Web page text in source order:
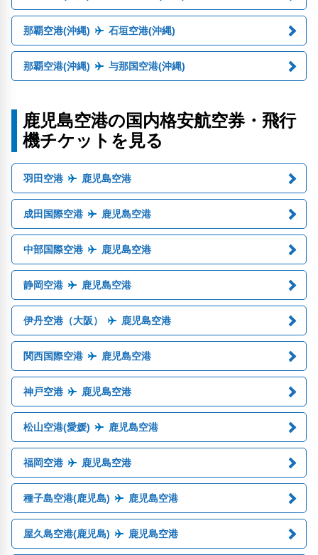
那覇空港(沖縄) 石垣空港(沖縄)
那覇空港(沖縄) 与那国空港(沖縄)
鹿児島空港の国内格安航空券・飛行
機チケットを見る
羽田空港 鹿児島空港
成田国際空港 鹿児島空港
中部国際空港 鹿児島空港
静岡空港 鹿児島空港
伊丹空港（大阪） 鹿児島空港
関西国際空港 鹿児島空港
神戸空港 鹿児島空港
松山空港(愛媛) 鹿児島空港
福岡空港 鹿児島空港
種子島空港(鹿児島) 鹿児島空港
屋久島空港(鹿児島) 鹿児島空港